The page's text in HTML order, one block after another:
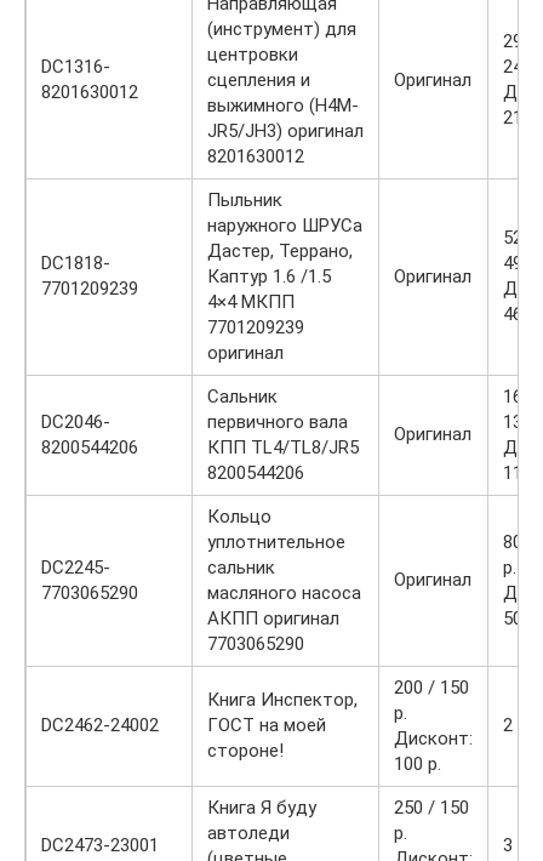
DC1316-
8201630012
(инструмент) для
центровки
сцепления и
выжимного (H4M-
JR5/JH3) оригинал
8201630012
Оригинал
DC1818-
7701209239
Пыльник
наружного ШРУСа
Дастер, Террано,
Каптур 1.6 /1.5
4×4 МКПП
7701209239
оригинал
Оригинал
DC2046-
8200544206
Сальник
первичного вала
КПП TL4/TL8/JR5
8200544206
Оригинал
DC2245-
7703065290
Кольцо
уплотнительное
сальник
масляного насоса
АКПП оригинал
7703065290
Оригинал
800
р.
500
DC2462-24002
Книга Инспектор,
ГОСТ на моей
стороне!
200 / 150
р.
Дисконт:
100 р.
2
DC2473-23001
Книга Я буду
автоледи
250 / 150
р.
3